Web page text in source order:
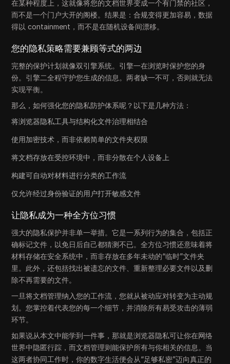
在某种程度上，这就像将您的文档世界变成一个有门禁的社区，
而不是一个门户大开的阁楼。结果是：合规变得更加容易，数据
得以 containment，而不是在随机设备间漂移。
您的隐私策略需要兼顾等式的两边
完整的保护计划就像双引擎系统。引擎一在浏览时保护您的身
份。引擎二全程守护您生成的信息。两者缺一不可，否则就无法
实现平衡。
那么，如何强化您的隐私防护体系呢？以下是几种方法：
将浏览器隐私工具与结构化文件治理相结合
使用加密技术，而非依赖简单的文件夹权限
将文档存放在受控环境中，而非分散在个人设备上
构建可自动对材料进行分类的工作流
仅允许经过身份验证的用户打开敏感文件
让隐私成为一种全方位习惯
强大的隐私保护并非单一举措。它是一系列行为的集合，包括正
确标记文件，以免日后自己都猜测不已。全方位习惯还意味着将
材料存储在安全系统中，而非存放在多年未动的“临时”文件夹
里。此外，还包括找出被遗忘的文件、重新整理必要文件以及删
除不再需要的文件。
一旦将文档管理纳入您的工作流，您就从被动应对转变为主动规
划。您掌控着代表您的每一个细节，并消除所有易受攻击的薄弱
环节。
如果说从本文中能学到一件事，那就是浏览器隐私可让你在网络
世界中隐匿行踪，而文档管理则能保护所有与你相关的信息。当
这两者协同工作时，你的数字生活便会从“足够私密”迈向真正的